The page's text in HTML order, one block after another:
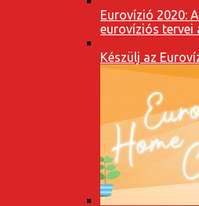
Eurovízió 2020:
eurovíziós tervei
Készülj az